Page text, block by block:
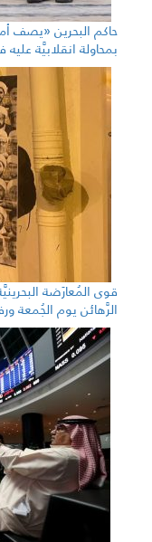
حاكم البحرين «يصف أمير
بمحاولة انقلابيَّة عليه في
قوى المُعارَضة البحرينيَّة
الرَّهائن يوم الجُمعة ورفض